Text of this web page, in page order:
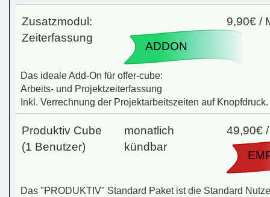
Zusatzmodul:
Zeiterfassung
9,90€ /
ADDON
Das ideale Add-On für offer-cube:
Arbeits- und Projektzeiterfassung
Inkl. Verrechnung der Projektarbeitszeiten auf Knopfdruck.
Produktiv Cube
(1 Benutzer)
monatlich
kündbar
49,90€
Das "PRODUKTIV" Standard Paket ist die Standard